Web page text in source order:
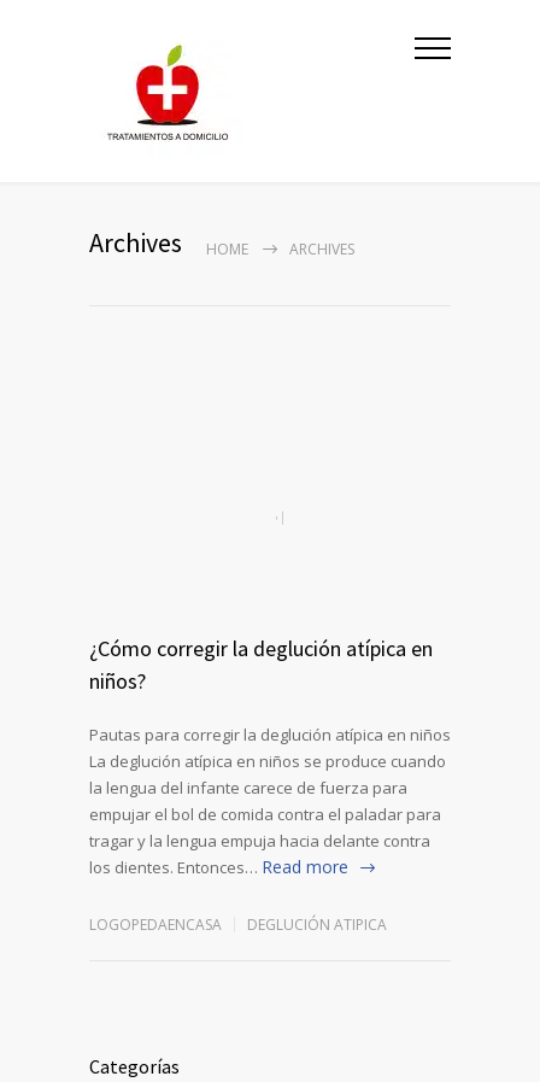
Archives HOME ARCHIVES
¿Cómo corregir la deglución atípica en
niños?
Pautas para corregir la deglución atípica en niños
La deglución atípica en niños se produce cuando
la lengua del infante carece de fuerza para
empujar el bol de comida contra el paladar para
tragar y la lengua empuja hacia delante contra
los dientes. Entonces… Read more
LOGOPEDAENCASA DEGLUCIÓN ATIPICA
Categorías